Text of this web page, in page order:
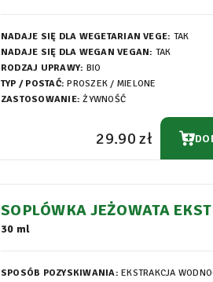
NADAJE SIĘ DLA WEGETARIAN VEGE: TAK
NADAJE SIĘ DLA WEGAN VEGAN: TAK
RODZAJ UPRAWY: BIO
TYP / POSTAĆ: PROSZEK / MIELONE
ZASTOSOWANIE: ŻYWNOŚĆ
29.90 zł
SOPLÓWKA JEŻOWATA
GLICEROSOMACH
30 ml
SPOSÓB POZYSKIWANIA: EKSTRAKCJA